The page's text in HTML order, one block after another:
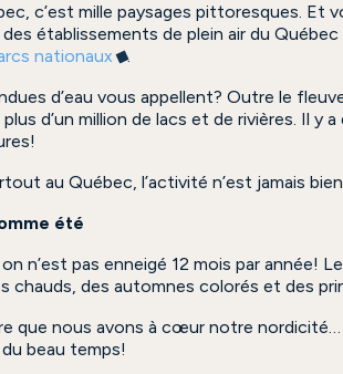
c’est mille paysages pittoresques. Et
établissements de plein air du
nationaux
.
d’eau vous appellent? Outre le
d’un million de lacs et de rivières. Il y
au Québec, l’activité n’est jamais
été
n’est pas enneigé 12 mois par année!
chauds, des automnes colorés et des
que nous avons à cœur notre nordicité…
beau temps!